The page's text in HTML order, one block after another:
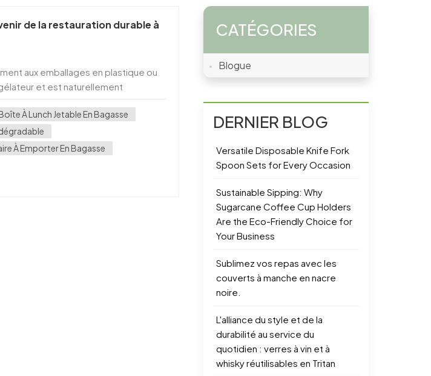
de la restauration durable à
aux emballages en plastique ou
et est naturellement
et liquides...
À Lunch Jetable En Bagasse
À Emporter En Bagasse
CATÉGORIES
Blogue
DERNIER BLOG
Versatile Disposable Knife Fork
Spoon Sets for Every Occasion
Sustainable Sipping: Why
Sugarcane Coffee Cup Holders
Are the Eco-Friendly Choice for
Your Business
Sublimez vos repas avec les
couverts à manche en nacre
noire.
L'alliance du style et de la
durabilité au service du
quotidien : verres à vin et à
whisky réutilisables en Tritan